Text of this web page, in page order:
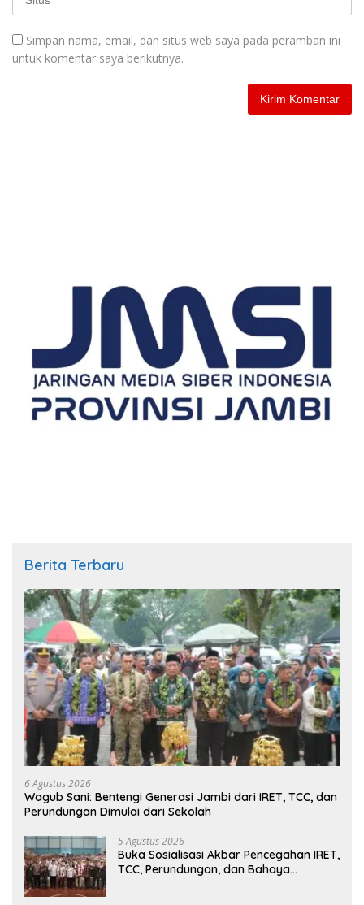
Simpan nama, email, dan situs web saya pada peramban ini
untuk komentar saya berikutnya.
Berita Terbaru
6 Agustus 2026
Wagub Sani: Bentengi Generasi Jambi dari IRET, TCC, dan
Perundungan Dimulai dari Sekolah
5 Agustus 2026
Buka Sosialisasi Akbar Pencegahan IRET,
TCC, Perundungan, dan Bahaya